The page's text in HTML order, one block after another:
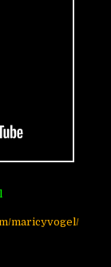
maricyvogel/